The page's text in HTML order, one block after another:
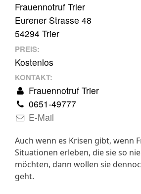
Frauennotruf Trier
Eurener Strasse 48
54294 Trier
PREIS:
Kostenlos
KONTAKT:
Frauennotruf Trier
0651-49777
E-Mail
Auch wenn es Krisen gibt, wenn
Situationen erleben, die sie so
möchten, dann wollen sie
geht.